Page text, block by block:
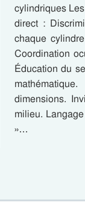
cylindriques
direct :
chaque
Coordination
Éducation du
dimensions.
milieu.
»…